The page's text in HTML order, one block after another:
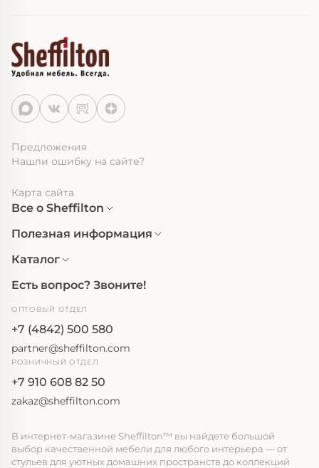
Предложения
Нашли ошибку на сайте?
Карта сайта
Все о Sheffilton
Полезная информация
Каталог
Есть вопрос? Звоните!
ОПТОВЫЙ ОТДЕЛ
+7 (4842) 500 580
partner@sheffilton.com
РОЗНИЧНЫЙ ОТДЕЛ
+7 910 608 82 50
zakaz@sheffilton.com
В интернет-магазине Sheffilton™ вы найдете большой
выбор качественной мебели для любого интерьера — от
стульев для уютных домашних пространств до коллекций